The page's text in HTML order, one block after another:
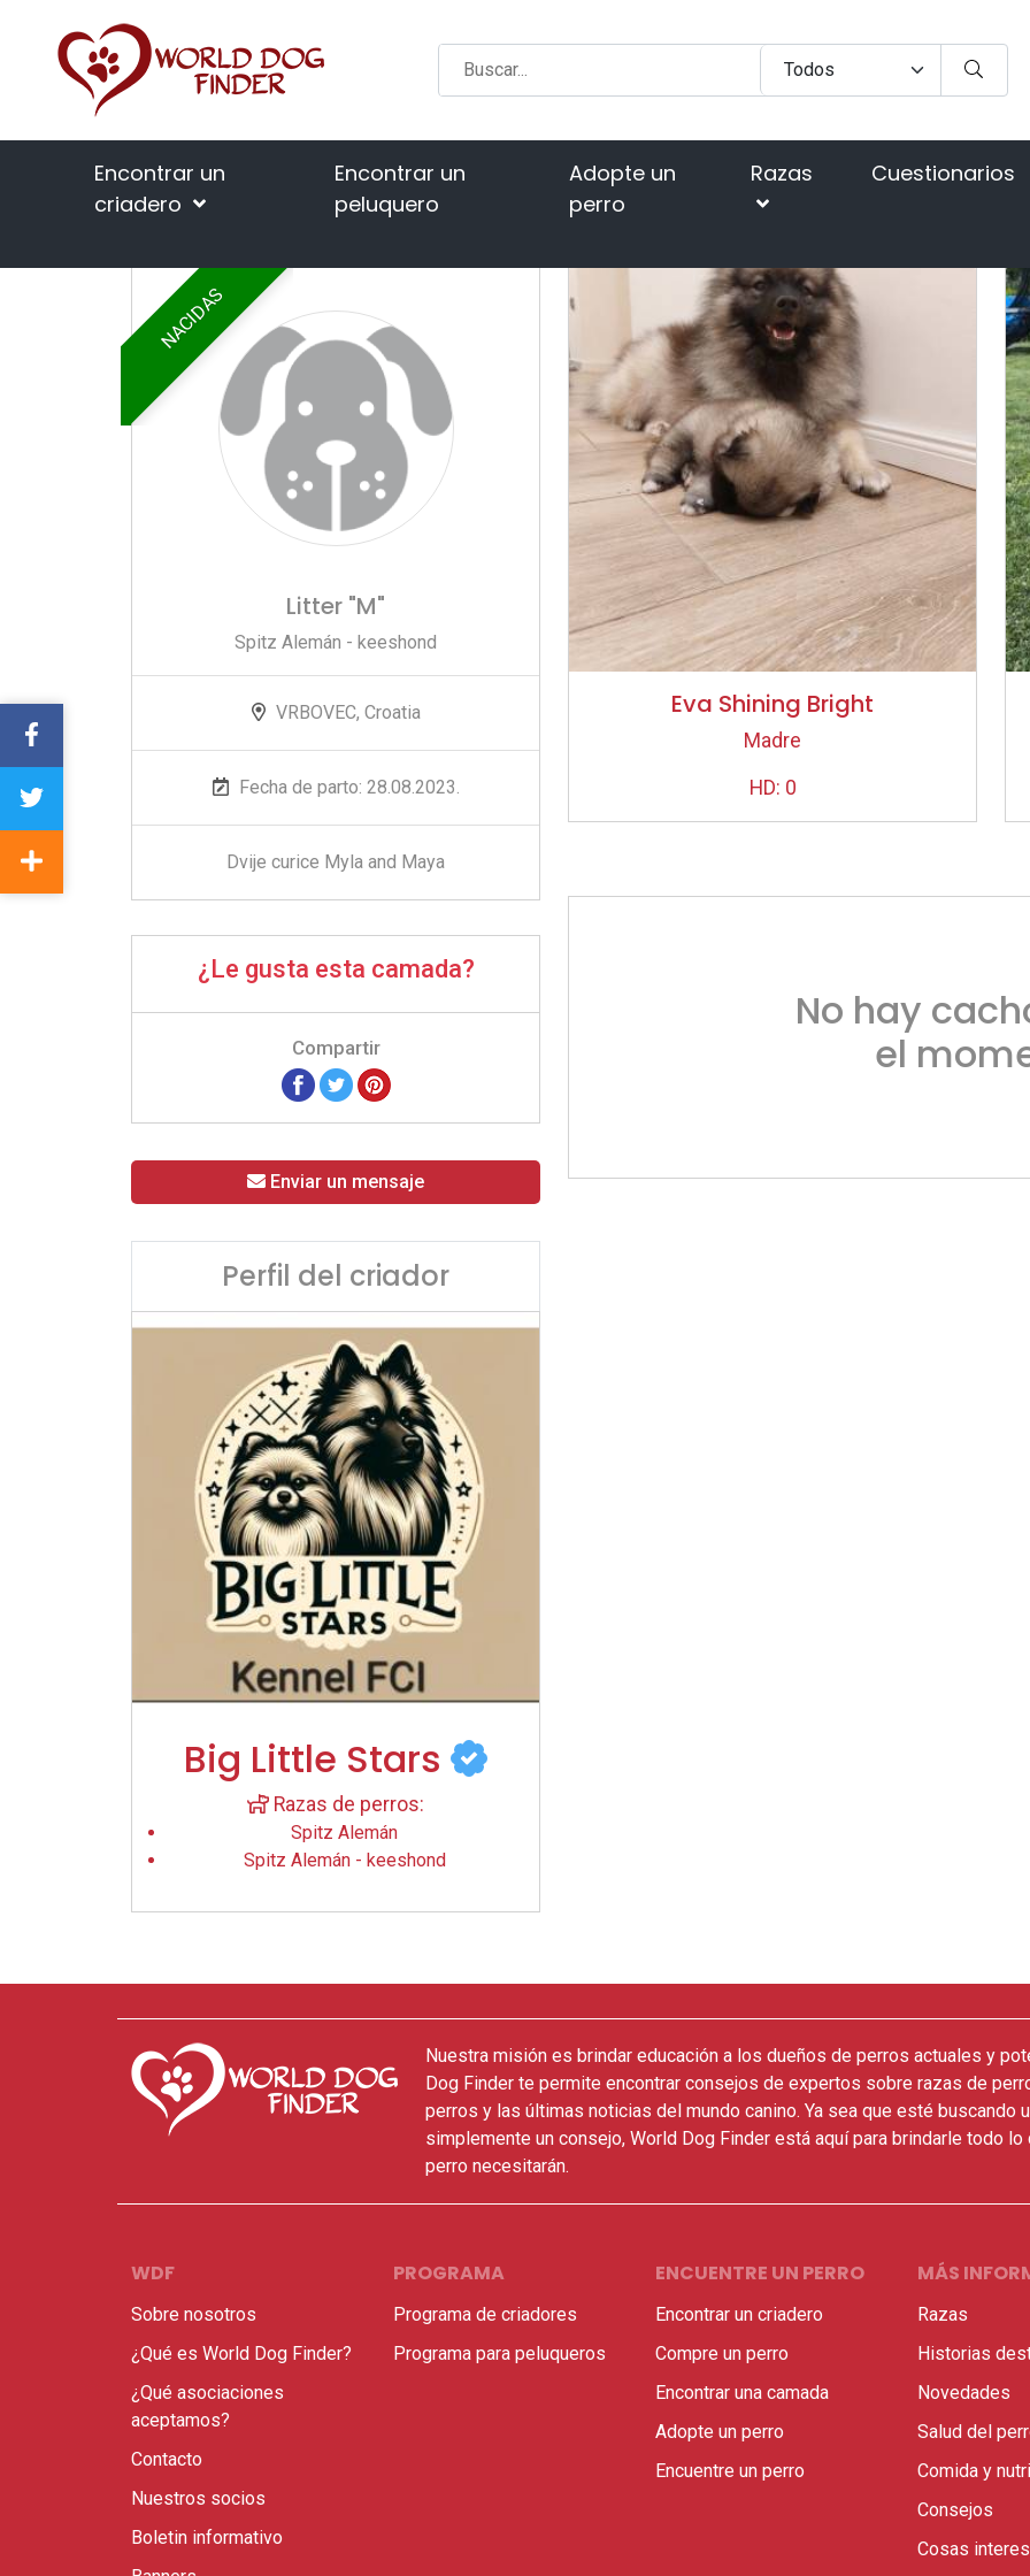
Encontrar un
criadero
Encontrar un
peluquero
Adopte un
perro
Razas Cuestionarios
NACIDAS
Litter "M"
Spitz Alemán - keeshond
VRBOVEC, Croatia
Fecha de parto: 28.08.2023.
Dvije curice Myla and Maya
¿Le gusta esta camada?
Compartir
Enviar un mensaje
Perfil del criador
Big Little Stars
Razas de perros:
Spitz Alemán
Spitz Alemán - keeshond
Eva Shining Bright
Madre
HD: 0
No hay
el
Nuestra misión es brindar educación a los dueños de perros actuales y
Dog Finder te permite encontrar consejos de expertos sobre razas de
perros y las últimas noticias del mundo canino. Ya sea que esté buscando
simplemente un consejo, World Dog Finder está aquí para brindarle todo
perro necesitarán.
WDF
Sobre nosotros
¿Qué es World Dog Finder?
¿Qué asociaciones
aceptamos?
Contacto
Nuestros socios
Boletin informativo
PROGRAMA
Programa de criadores
Programa para peluqueros
ENCUENTRE UN PERRO
Encontrar un criadero
Compre un perro
Encontrar una camada
Adopte un perro
Encuentre un perro
MÁS
Razas
Historias
Novedades
Salud del
Comida y
Consejos
Cosas